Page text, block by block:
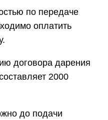
по передаче
оплатить
договора дарения
2000
до подачи